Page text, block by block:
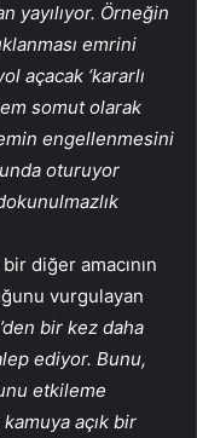
yayılıyor. Örneğin
emrini
açacak ‘kararlı
somut olarak
engellenmesini
oturuyor
diğer amacının
vurgulayan
bir kez daha
ediyor. Bunu,
etkileme
açık bir